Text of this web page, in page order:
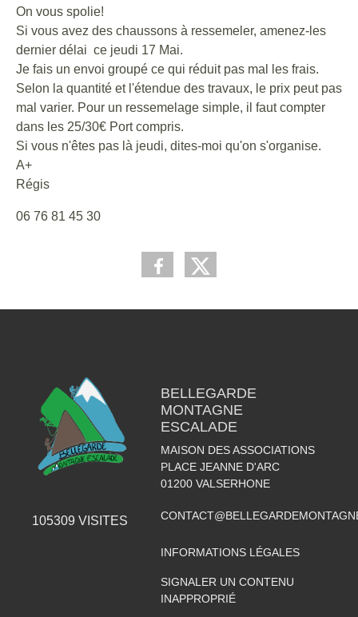
On vous spolie!
Si vous avez des chaussons à ressemeler, amenez-les
dernier délai ce jeudi 17 Mai.
Je fais un envoi groupé ce qui réduit pas mal les frais.
Selon la quantité et l'étendue des travaux, le prix peut pas
mal varier. Pour un ressemelage simple, il faut compter
dans les 25/30€ Port compris.
Si vous n'êtes pas là jeudi, dites-moi qu'on s'organise.
A+
Régis
06 76 81 45 30
105309 VISITES
BELLEGARDE
MONTAGNE
ESCALADE
MAISON DES ASSOCIATIONS
PLACE JEANNE D'ARC
01200 VALSERHONE
INFORMATIONS LÉGALES
SIGNALER UN CONTENU
INAPPROPRIÉ